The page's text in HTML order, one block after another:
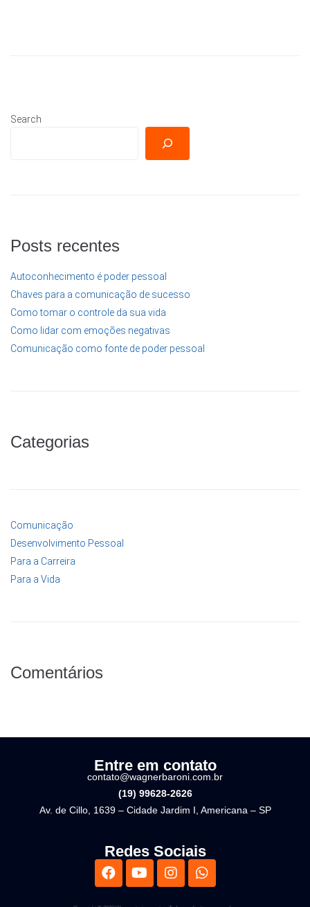
Search
Posts recentes
Autoconhecimento é poder pessoal
Chaves para a comunicação de sucesso
Como tomar o controle da sua vida
Como lidar com emoções negativas
Comunicação como fonte de poder pessoal
Categorias
Comunicação
Desenvolvimento Pessoal
Para a Carreira
Para a Vida
Comentários
Entre em contato
contato@wagnerbaroni.com.br
(19) 99628-2626
Av. de Cillo, 1639 – Cidade Jardim I, Americana – SP
Redes Sociais